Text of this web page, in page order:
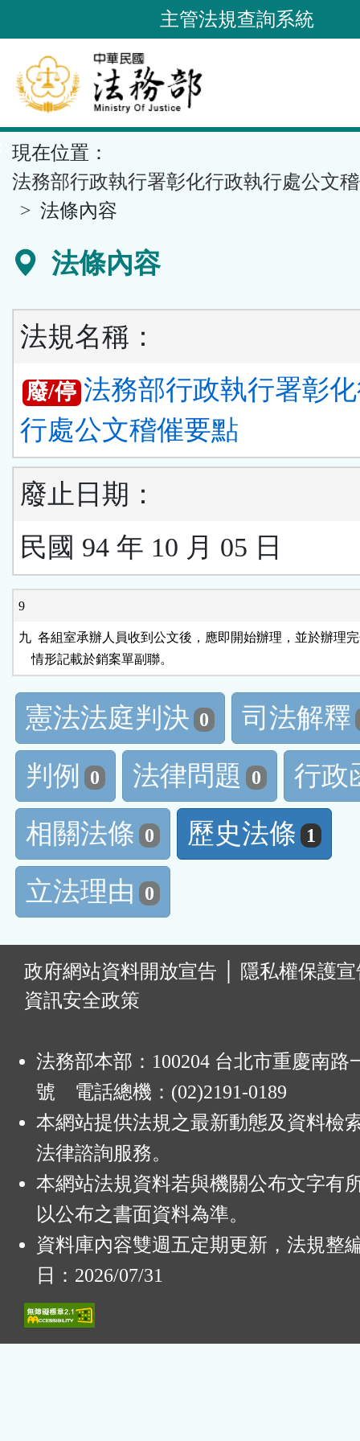
到
要
內
容
區
塊
主管法規查詢系統
現在位置：
法務部行政執行署彰化行政執行處公文
法條內容
法條內容
法規名稱：
廢/停 法務部行政執行署彰
行處公文稽催要點
廢止日期：
民國 94 年 10 月 05 日
9
九  各組室承辦人員收到公文後，應即開始辦理，並於辦理
憲法法庭判決 0
司法解釋
判例
0 法律問題 0
行政
相關法條 0 歷史法條 1
立法理由 0
政府網站資料開放宣告
隱私權保護
資訊安全政策
法務部本部：100204 台北市重慶南路
號 電話總機：(02)2191-0189
本網站提供法規之最新動態及資料檢
法律諮詢服務。
本網站法規資料若與機關公布文字有
以公布之書面資料為準。
資料庫內容雙週五定期更新，法規整
日：2026/07/31